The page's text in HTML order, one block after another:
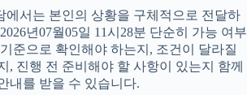
에서는 본인의 상황을 구체적으로 전달하
년07월05일 11시28분 단순히 가능 여부
준으로 확인해야 하는지, 조건이 달라질
, 진행 전 준비해야 할 사항이 있는지 함께
내를 받을 수 있습니다.